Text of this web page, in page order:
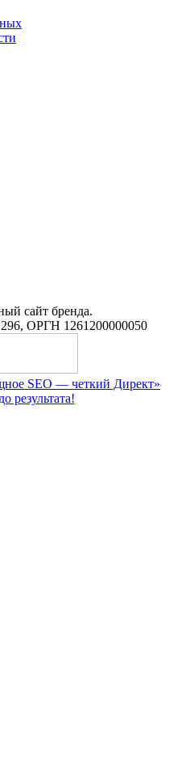
сайт бренда.
ОРГН 1261200000050
SEO — четкий Директ»
результата!